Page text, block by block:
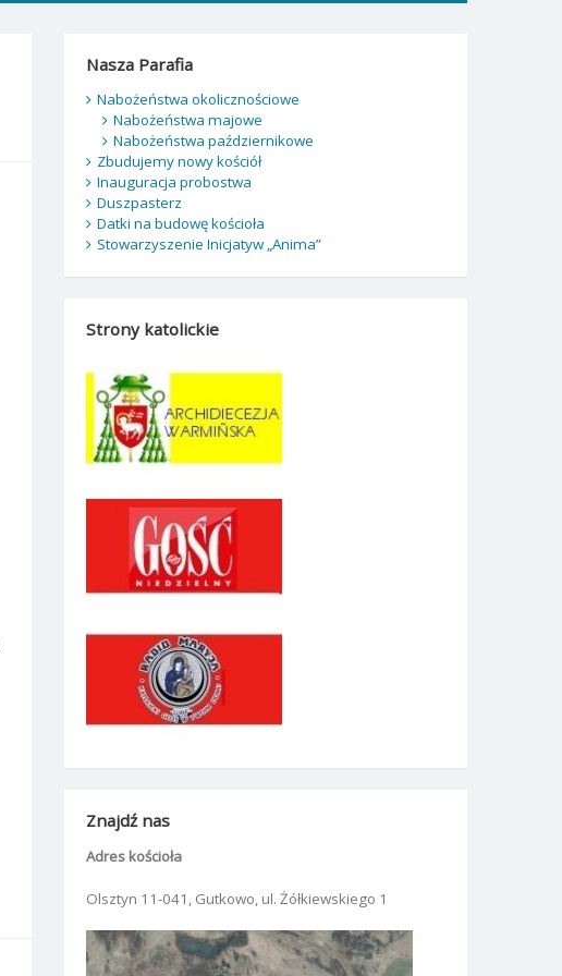
Nasza Parafia
Nabożeństwa okolicznościowe
Nabożeństwa majowe
Nabożeństwa październikowe
Zbudujemy nowy kościół
Inauguracja probostwa
Duszpasterz
Datki na budowę kościoła
Stowarzyszenie Inicjatyw „Anima”
Strony katolickie
Znajdź nas
Adres kościoła
Olsztyn 11-041, Gutkowo, ul. Żółkiewskiego 1